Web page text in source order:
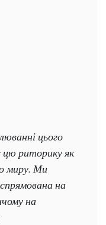
цього
риторику як
миру. Ми
на
на